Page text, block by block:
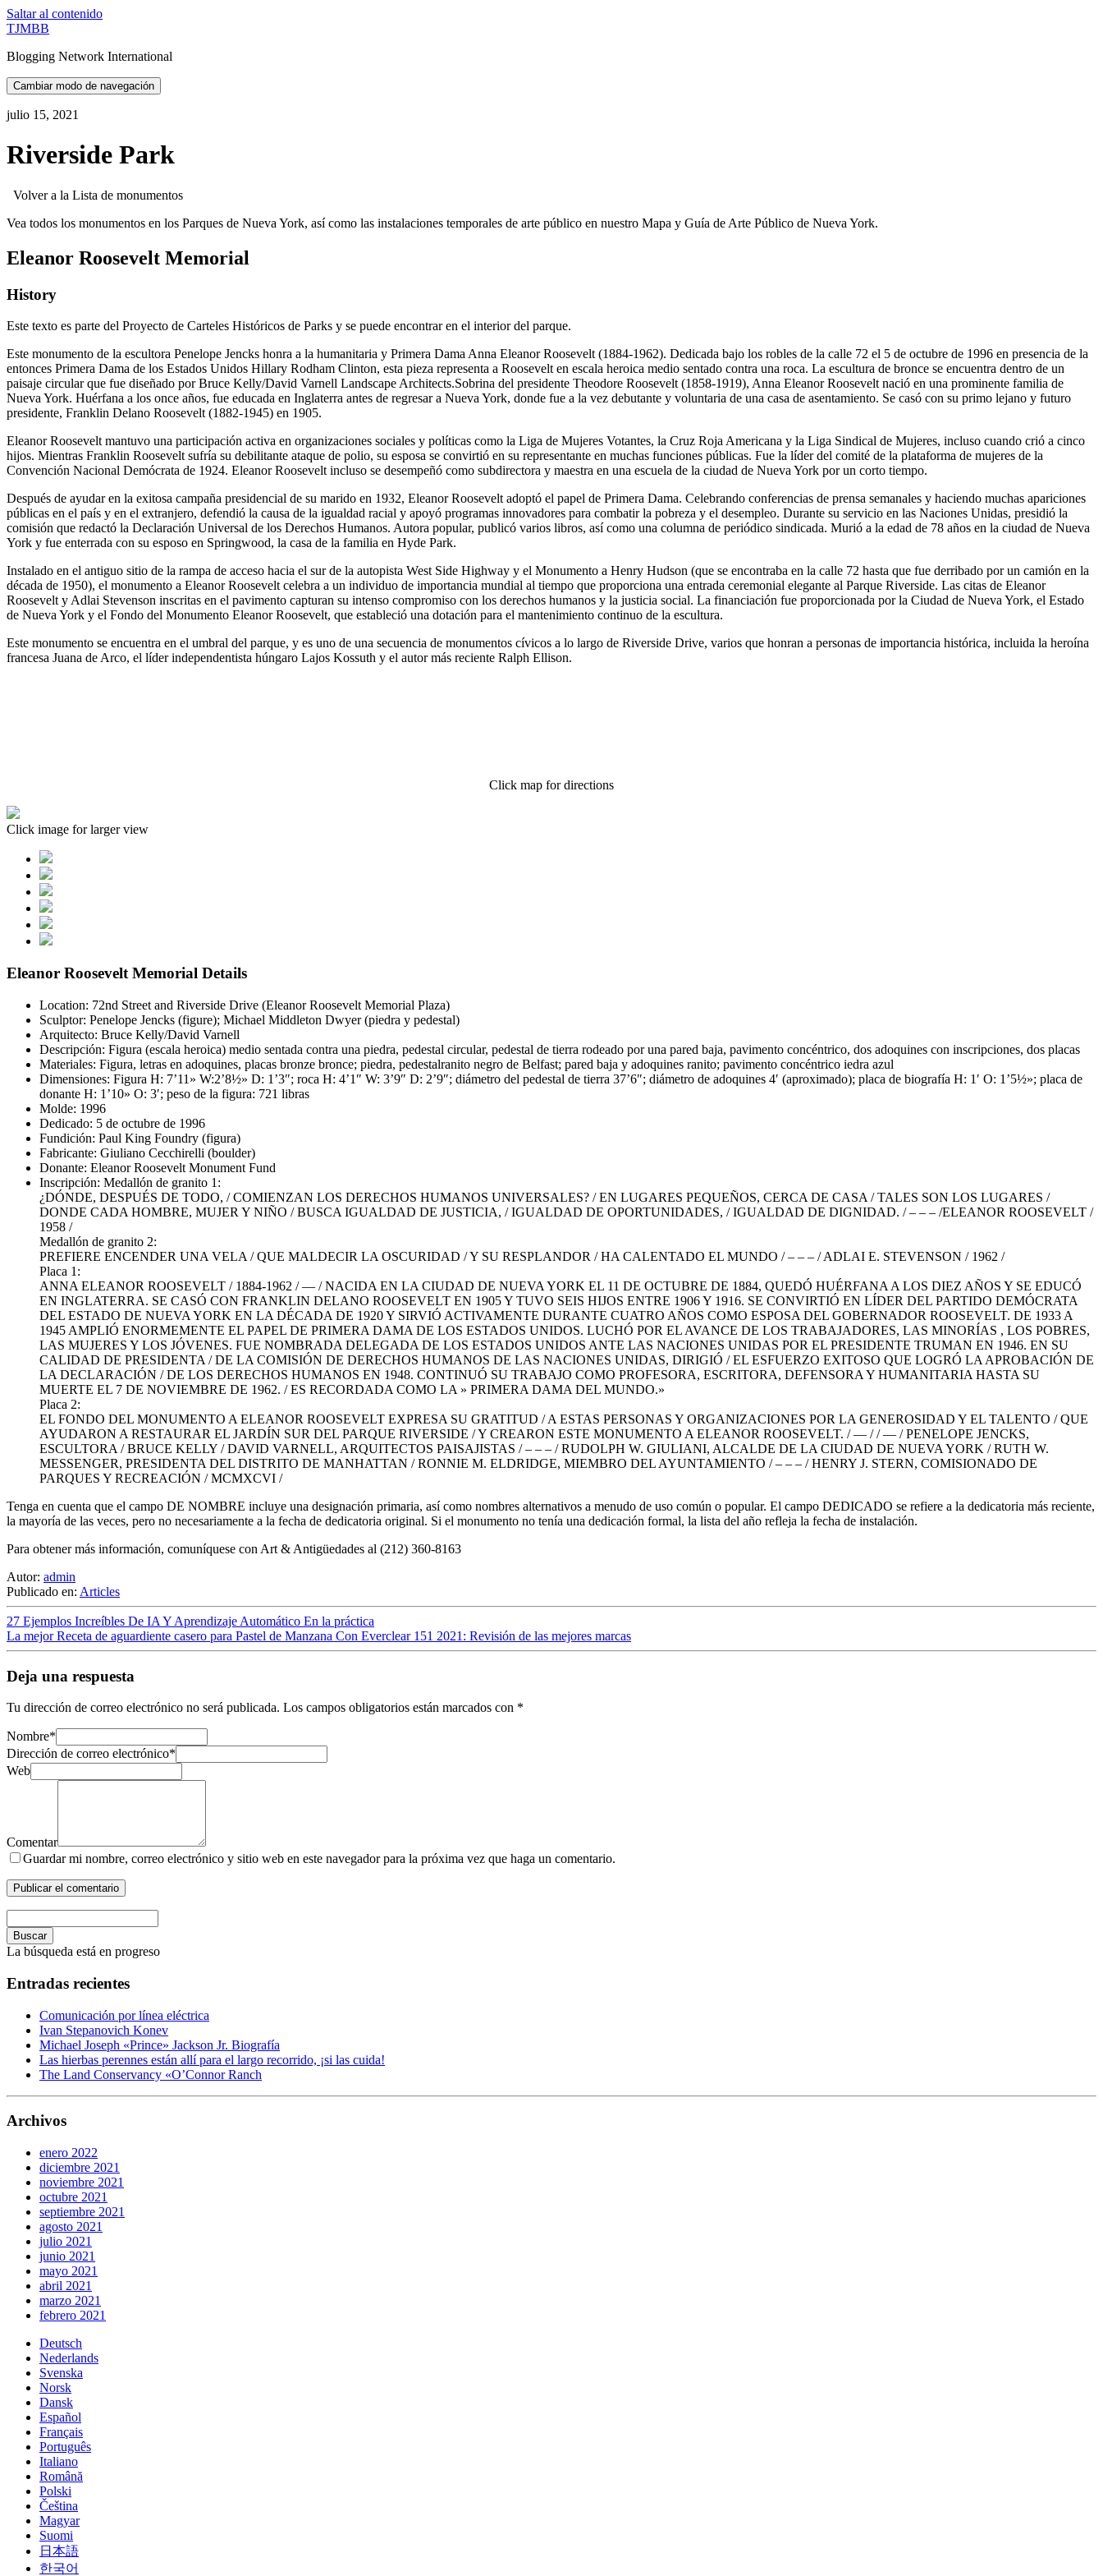
Saltar al contenido
TJMBB
Blogging Network International
Cambiar modo de navegación
julio 15, 2021
Riverside Park
Volver a la Lista de monumentos
Vea todos los monumentos en los Parques de Nueva York, así como las instalaciones temporales de arte público en nuestro Mapa y Guía de Arte Público de Nueva York.
Eleanor Roosevelt Memorial
History
Este texto es parte del Proyecto de Carteles Históricos de Parks y se puede encontrar en el interior del parque.
Este monumento de la escultora Penelope Jencks honra a la humanitaria y Primera Dama Anna Eleanor Roosevelt (1884-1962). Dedicada bajo los robles de la calle 72 el 5 de octubre de 1996 en presencia de la
entonces Primera Dama de los Estados Unidos Hillary Rodham Clinton, esta pieza representa a Roosevelt en escala heroica medio sentado contra una roca. La escultura de bronce se encuentra dentro de un
paisaje circular que fue diseñado por Bruce Kelly/David Varnell Landscape Architects.Sobrina del presidente Theodore Roosevelt (1858-1919), Anna Eleanor Roosevelt nació en una prominente familia de
Nueva York. Huérfana a los once años, fue educada en Inglaterra antes de regresar a Nueva York, donde fue a la vez debutante y voluntaria de una casa de asentamiento. Se casó con su primo lejano y futuro
presidente, Franklin Delano Roosevelt (1882-1945) en 1905.
Eleanor Roosevelt mantuvo una participación activa en organizaciones sociales y políticas como la Liga de Mujeres Votantes, la Cruz Roja Americana y la Liga Sindical de Mujeres, incluso cuando crió a cinco
hijos. Mientras Franklin Roosevelt sufría su debilitante ataque de polio, su esposa se convirtió en su representante en muchas funciones públicas. Fue la líder del comité de la plataforma de mujeres de la
Convención Nacional Demócrata de 1924. Eleanor Roosevelt incluso se desempeñó como subdirectora y maestra en una escuela de la ciudad de Nueva York por un corto tiempo.
Después de ayudar en la exitosa campaña presidencial de su marido en 1932, Eleanor Roosevelt adoptó el papel de Primera Dama. Celebrando conferencias de prensa semanales y haciendo muchas apariciones
públicas en el país y en el extranjero, defendió la causa de la igualdad racial y apoyó programas innovadores para combatir la pobreza y el desempleo. Durante su servicio en las Naciones Unidas, presidió la
comisión que redactó la Declaración Universal de los Derechos Humanos. Autora popular, publicó varios libros, así como una columna de periódico sindicada. Murió a la edad de 78 años en la ciudad de Nueva
York y fue enterrada con su esposo en Springwood, la casa de la familia en Hyde Park.
Instalado en el antiguo sitio de la rampa de acceso hacia el sur de la autopista West Side Highway y el Monumento a Henry Hudson (que se encontraba en la calle 72 hasta que fue derribado por un camión en la
década de 1950), el monumento a Eleanor Roosevelt celebra a un individuo de importancia mundial al tiempo que proporciona una entrada ceremonial elegante al Parque Riverside. Las citas de Eleanor
Roosevelt y Adlai Stevenson inscritas en el pavimento capturan su intenso compromiso con los derechos humanos y la justicia social. La financiación fue proporcionada por la Ciudad de Nueva York, el Estado
de Nueva York y el Fondo del Monumento Eleanor Roosevelt, que estableció una dotación para el mantenimiento continuo de la escultura.
Este monumento se encuentra en el umbral del parque, y es uno de una secuencia de monumentos cívicos a lo largo de Riverside Drive, varios que honran a personas de importancia histórica, incluida la heroína
francesa Juana de Arco, el líder independentista húngaro Lajos Kossuth y el autor más reciente Ralph Ellison.
Click map for directions
Click image for larger view
Eleanor Roosevelt Memorial Details
Location: 72nd Street and Riverside Drive (Eleanor Roosevelt Memorial Plaza)
Sculptor: Penelope Jencks (figure); Michael Middleton Dwyer (piedra y pedestal)
Arquitecto: Bruce Kelly/David Varnell
Descripción: Figura (escala heroica) medio sentada contra una piedra, pedestal circular, pedestal de tierra rodeado por una pared baja, pavimento concéntrico, dos adoquines con inscripciones, dos placas
Materiales: Figura, letras en adoquines, placas bronze bronce; piedra, pedestalranito negro de Belfast; pared baja y adoquines ranito; pavimento concéntrico iedra azul
Dimensiones: Figura H: 7’11» W:2’8½» D: 1’3″; roca H: 4’1″ W: 3’9″ D: 2’9″; diámetro del pedestal de tierra 37’6″; diámetro de adoquines 4′ (aproximado); placa de biografía H: 1′ O: 1’5½»; placa de
donante H: 1’10» O: 3′; peso de la figura: 721 libras
Molde: 1996
Dedicado: 5 de octubre de 1996
Fundición: Paul King Foundry (figura)
Fabricante: Giuliano Cecchirelli (boulder)
Donante: Eleanor Roosevelt Monument Fund
Inscripción: Medallón de granito 1:
¿DÓNDE, DESPUÉS DE TODO, / COMIENZAN LOS DERECHOS HUMANOS UNIVERSALES? / EN LUGARES PEQUEÑOS, CERCA DE CASA / TALES SON LOS LUGARES /
DONDE CADA HOMBRE, MUJER Y NIÑO / BUSCA IGUALDAD DE JUSTICIA, / IGUALDAD DE OPORTUNIDADES, / IGUALDAD DE DIGNIDAD. / – – – /ELEANOR ROOSEVELT /
1958 /
Medallón de granito 2:
PREFIERE ENCENDER UNA VELA / QUE MALDECIR LA OSCURIDAD / Y SU RESPLANDOR / HA CALENTADO EL MUNDO / – – – / ADLAI E. STEVENSON / 1962 /
Placa 1:
ANNA ELEANOR ROOSEVELT / 1884-1962 / — / NACIDA EN LA CIUDAD DE NUEVA YORK EL 11 DE OCTUBRE DE 1884, QUEDÓ HUÉRFANA A LOS DIEZ AÑOS Y SE EDUCÓ
EN INGLATERRA. SE CASÓ CON FRANKLIN DELANO ROOSEVELT EN 1905 Y TUVO SEIS HIJOS ENTRE 1906 Y 1916. SE CONVIRTIÓ EN LÍDER DEL PARTIDO DEMÓCRATA
DEL ESTADO DE NUEVA YORK EN LA DÉCADA DE 1920 Y SIRVIÓ ACTIVAMENTE DURANTE CUATRO AÑOS COMO ESPOSA DEL GOBERNADOR ROOSEVELT. DE 1933 A
1945 AMPLIÓ ENORMEMENTE EL PAPEL DE PRIMERA DAMA DE LOS ESTADOS UNIDOS. LUCHÓ POR EL AVANCE DE LOS TRABAJADORES, LAS MINORÍAS , LOS POBRES,
LAS MUJERES Y LOS JÓVENES. FUE NOMBRADA DELEGADA DE LOS ESTADOS UNIDOS ANTE LAS NACIONES UNIDAS POR EL PRESIDENTE TRUMAN EN 1946. EN SU
CALIDAD DE PRESIDENTA / DE LA COMISIÓN DE DERECHOS HUMANOS DE LAS NACIONES UNIDAS, DIRIGIÓ / EL ESFUERZO EXITOSO QUE LOGRÓ LA APROBACIÓN DE
LA DECLARACIÓN / DE LOS DERECHOS HUMANOS EN 1948. CONTINUÓ SU TRABAJO COMO PROFESORA, ESCRITORA, DEFENSORA Y HUMANITARIA HASTA SU
MUERTE EL 7 DE NOVIEMBRE DE 1962. / ES RECORDADA COMO LA » PRIMERA DAMA DEL MUNDO.»
Placa 2:
EL FONDO DEL MONUMENTO A ELEANOR ROOSEVELT EXPRESA SU GRATITUD / A ESTAS PERSONAS Y ORGANIZACIONES POR LA GENEROSIDAD Y EL TALENTO / QUE
AYUDARON A RESTAURAR EL JARDÍN SUR DEL PARQUE RIVERSIDE / Y CREARON ESTE MONUMENTO A ELEANOR ROOSEVELT. / — / / — / PENELOPE JENCKS,
ESCULTORA / BRUCE KELLY / DAVID VARNELL, ARQUITECTOS PAISAJISTAS / – – – / RUDOLPH W. GIULIANI, ALCALDE DE LA CIUDAD DE NUEVA YORK / RUTH W.
MESSENGER, PRESIDENTA DEL DISTRITO DE MANHATTAN / RONNIE M. ELDRIDGE, MIEMBRO DEL AYUNTAMIENTO / – – – / HENRY J. STERN, COMISIONADO DE
PARQUES Y RECREACIÓN / MCMXCVI /
Tenga en cuenta que el campo DE NOMBRE incluye una designación primaria, así como nombres alternativos a menudo de uso común o popular. El campo DEDICADO se refiere a la dedicatoria más reciente,
la mayoría de las veces, pero no necesariamente a la fecha de dedicatoria original. Si el monumento no tenía una dedicación formal, la lista del año refleja la fecha de instalación.
Para obtener más información, comuníquese con Art & Antigüedades al (212) 360-8163
Autor: admin
Publicado en: Articles
27 Ejemplos Increíbles De IA Y Aprendizaje Automático En la práctica
La mejor Receta de aguardiente casero para Pastel de Manzana Con Everclear 151 2021: Revisión de las mejores marcas
Deja una respuesta
Tu dirección de correo electrónico no será publicada. Los campos obligatorios están marcados con *
Nombre*
Dirección de correo electrónico*
Web
Comentar
Guardar mi nombre, correo electrónico y sitio web en este navegador para la próxima vez que haga un comentario.
Buscar
La búsqueda está en progreso
Entradas recientes
Comunicación por línea eléctrica
Ivan Stepanovich Konev
Michael Joseph «Prince» Jackson Jr. Biografía
Las hierbas perennes están allí para el largo recorrido, ¡si las cuida!
The Land Conservancy «O’Connor Ranch
Archivos
enero 2022
diciembre 2021
noviembre 2021
octubre 2021
septiembre 2021
agosto 2021
julio 2021
junio 2021
mayo 2021
abril 2021
marzo 2021
febrero 2021
Deutsch
Nederlands
Svenska
Norsk
Dansk
Español
Français
Português
Italiano
Română
Polski
Čeština
Magyar
Suomi
日本語
한국어